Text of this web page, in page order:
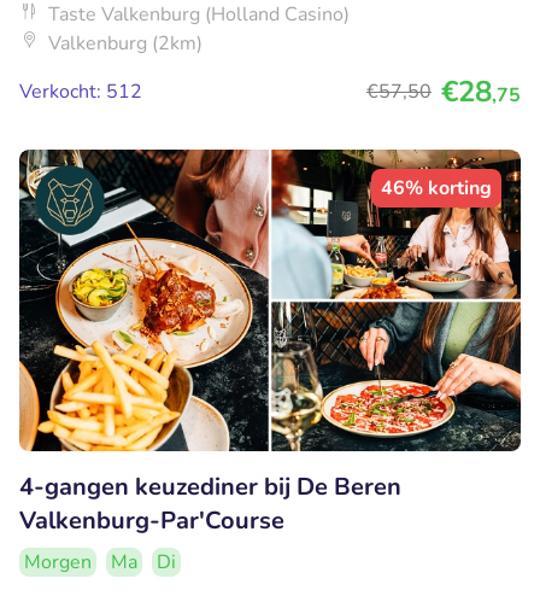
Taste Valkenburg (Holland Casino)
Valkenburg (2km)
Verkocht: 512
€57,50 €28,75
46% korting
4-gangen keuzediner bij De Beren
Valkenburg-Par'Course
Morgen Ma
Di